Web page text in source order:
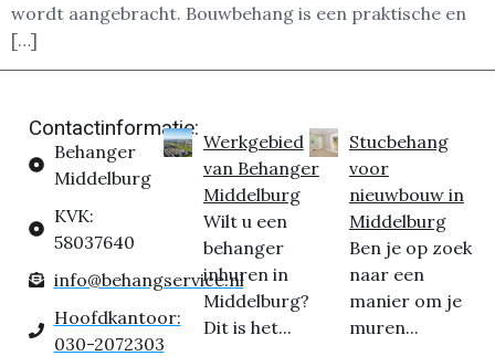
wordt aangebracht. Bouwbehang is een praktische en
[…]
Contactinformatie:
Behanger
Middelburg
KVK:
58037640
info@behangservice.nl
Hoofdkantoor:
030-2072303
Werkgebied
van Behanger
Middelburg
Wilt u een
behanger
inhuren in
Middelburg?
Dit is het...
Stucbehang
voor
nieuwbouw in
Middelburg
Ben je op zoek
naar een
manier om je
muren...